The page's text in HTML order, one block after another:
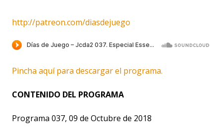
http://patreon.com/diasdejuego
Pincha aquí para descargar el programa.
CONTENIDO DEL PROGRAMA
Programa 037, 09 de Octubre de 2018